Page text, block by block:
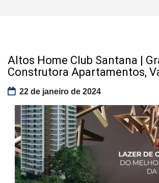
Altos Home Club Santana |
Construtora Apartamentos,
22 de janeiro de 2024